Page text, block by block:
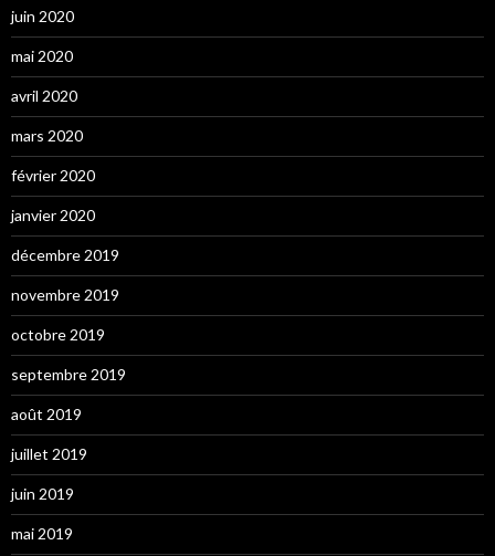
juin 2020
mai 2020
avril 2020
mars 2020
février 2020
janvier 2020
décembre 2019
novembre 2019
octobre 2019
septembre 2019
août 2019
juillet 2019
juin 2019
mai 2019